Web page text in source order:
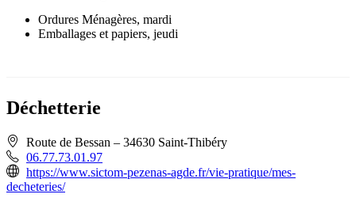
Ordures Ménagères, mardi
Emballages et papiers, jeudi
Déchetterie
Route de Bessan – 34630 Saint-Thibéry
06.77.73.01.97
https://www.sictom-pezenas-agde.fr/vie-pratique/mes-
decheteries/